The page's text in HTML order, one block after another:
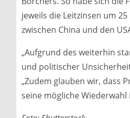
jeweils die Leitzinsen um
zwischen China und den
„Aufgrund des weiterhin
und politischer
„Zudem glauben wir, dass
seine mögliche